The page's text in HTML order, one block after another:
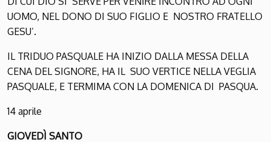
UOMO, NEL DONO DI SUO FIGLIO E NOSTRO FRATELLO
GESU’.
IL TRIDUO PASQUALE HA INIZIO DALLA MESSA DELLA
CENA DEL SIGNORE, HA IL SUO VERTICE NELLA VEGLIA
PASQUALE, E TERMIMA CON LA DOMENICA DI PASQUA.
14 aprile
GIOVEDÌ SANTO